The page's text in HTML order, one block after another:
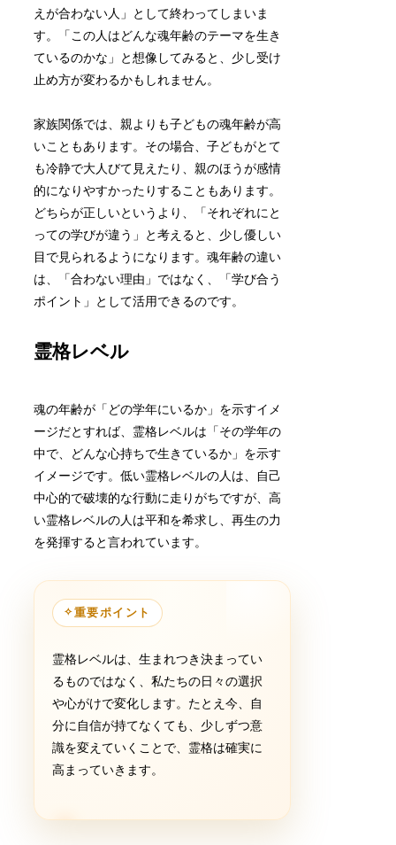
えが合わない人」として終わってしまいま
す。「この人はどんな魂年齢のテーマを生き
ているのかな」と想像してみると、少し受け
止め方が変わるかもしれません。
家族関係では、親よりも子どもの魂年齢が高
いこともあります。その場合、子どもがとて
も冷静で大人びて見えたり、親のほうが感情
的になりやすかったりすることもあります。
どちらが正しいというより、「それぞれにと
っての学びが違う」と考えると、少し優しい
目で見られるようになります。魂年齢の違い
は、「合わない理由」ではなく、「学び合う
ポイント」として活用できるのです。
霊格レベル
魂の年齢が「どの学年にいるか」を示すイメ
ージだとすれば、霊格レベルは「その学年の
中で、どんな心持ちで生きているか」を示す
イメージです。低い霊格レベルの人は、自己
中心的で破壊的な行動に走りがちですが、高
い霊格レベルの人は平和を希求し、再生の力
を発揮すると言われています。
✧重要ポイント
霊格レベルは、生まれつき決まってい
るものではなく、私たちの日々の選択
や心がけで変化します。たとえ今、自
分に自信が持てなくても、少しずつ意
識を変えていくことで、霊格は確実に
高まっていきます。